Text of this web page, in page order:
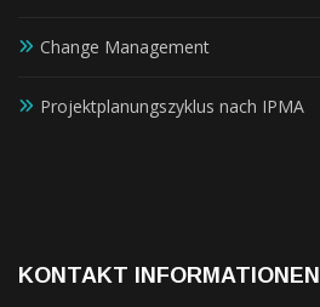
Change Management
Projektplanungszyklus nach IPMA
KONTAKT INFORMATIONEN